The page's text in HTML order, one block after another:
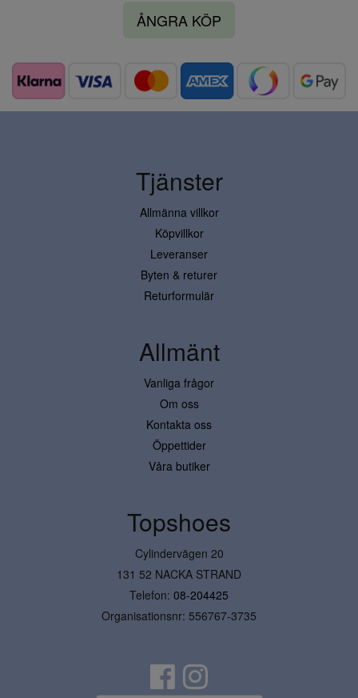
ÅNGRA KÖP
Tjänster
Allmänna villkor
Köpvillkor
Leveranser
Byten & returer
Returformulär
Allmänt
Vanliga frågor
Om oss
Kontakta oss
Öppettider
Våra butiker
Topshoes
Cylindervägen 20
131 52 NACKA STRAND
Telefon: 08-204425
Organisationsnr: 556767-3735